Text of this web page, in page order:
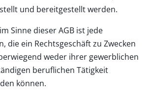
und bereitgestellt werden.
Sinne dieser AGB ist jede
die ein Rechtsgeschäft zu Zwecken
weder ihrer gewerblichen
beruflichen Tätigkeit
können.